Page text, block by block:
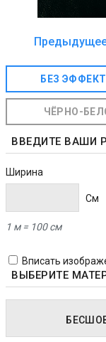
БЕЗ
ЧЁРНО-
ВВЕДИТЕ ВАШИ
Ширина
Cм
1 м = 100 см
Вписать
ВЫБЕРИТЕ